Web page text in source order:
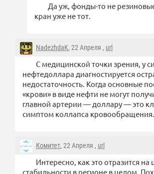
Да уж, фонды-то не
кран уже не тот.
NadezhdaK, 22 Апреля , url
С медицинской точки зрения, у
нефтедоллара диагностируется
недостаточность. Когда основные
«крови» в виде нефти не могут
главной артерии — доллару — это
симптом коллапса кровообращения.
Комитет, 22 Апреля , url
Интересно, как это отразится на
стабильности в регионе в целом.